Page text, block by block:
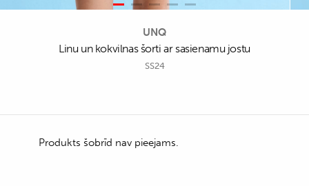
UNQ
Linu un kokvilnas šorti ar sasienamu jostu
SS24
Produkts šobrīd nav pieejams.